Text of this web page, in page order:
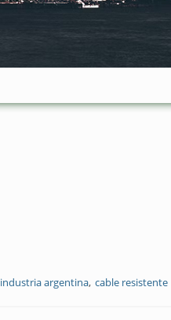
industria argentina cable resistente